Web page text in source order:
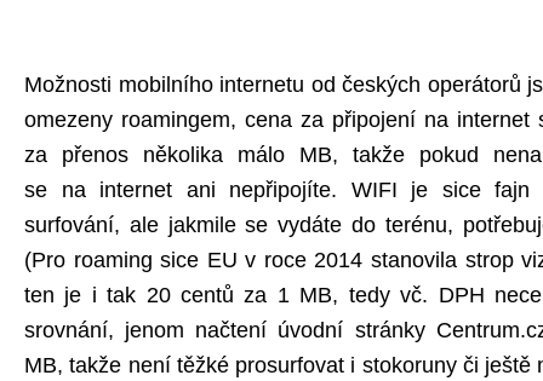
Možnosti mobilního internetu od českých operátorů
omezeny roamingem, cena za připojení na internet
za přenos několika málo MB, takže pokud
se na internet ani nepřipojíte. WIFI je sice fajn
surfování, ale jakmile se vydáte do terénu,
(Pro roaming sice EU v roce 2014 stanovila strop
ten je i tak 20 centů za 1 MB, tedy vč. DPH
srovnání, jenom načtení úvodní stránky
MB, takže není těžké prosurfovat i stokoruny či ještě